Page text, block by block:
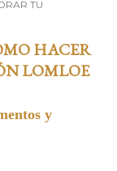
TU
HACER
LOMLOE
y